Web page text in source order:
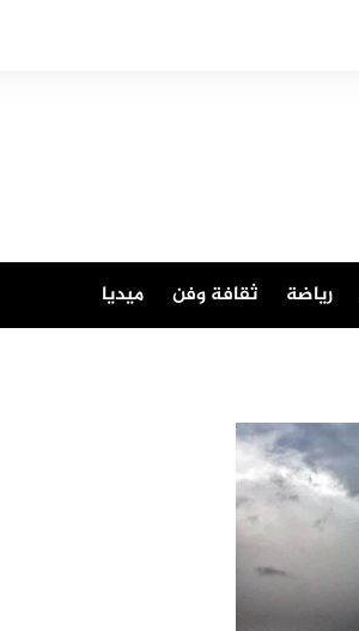
رياضة ثقافة وفن ميديا